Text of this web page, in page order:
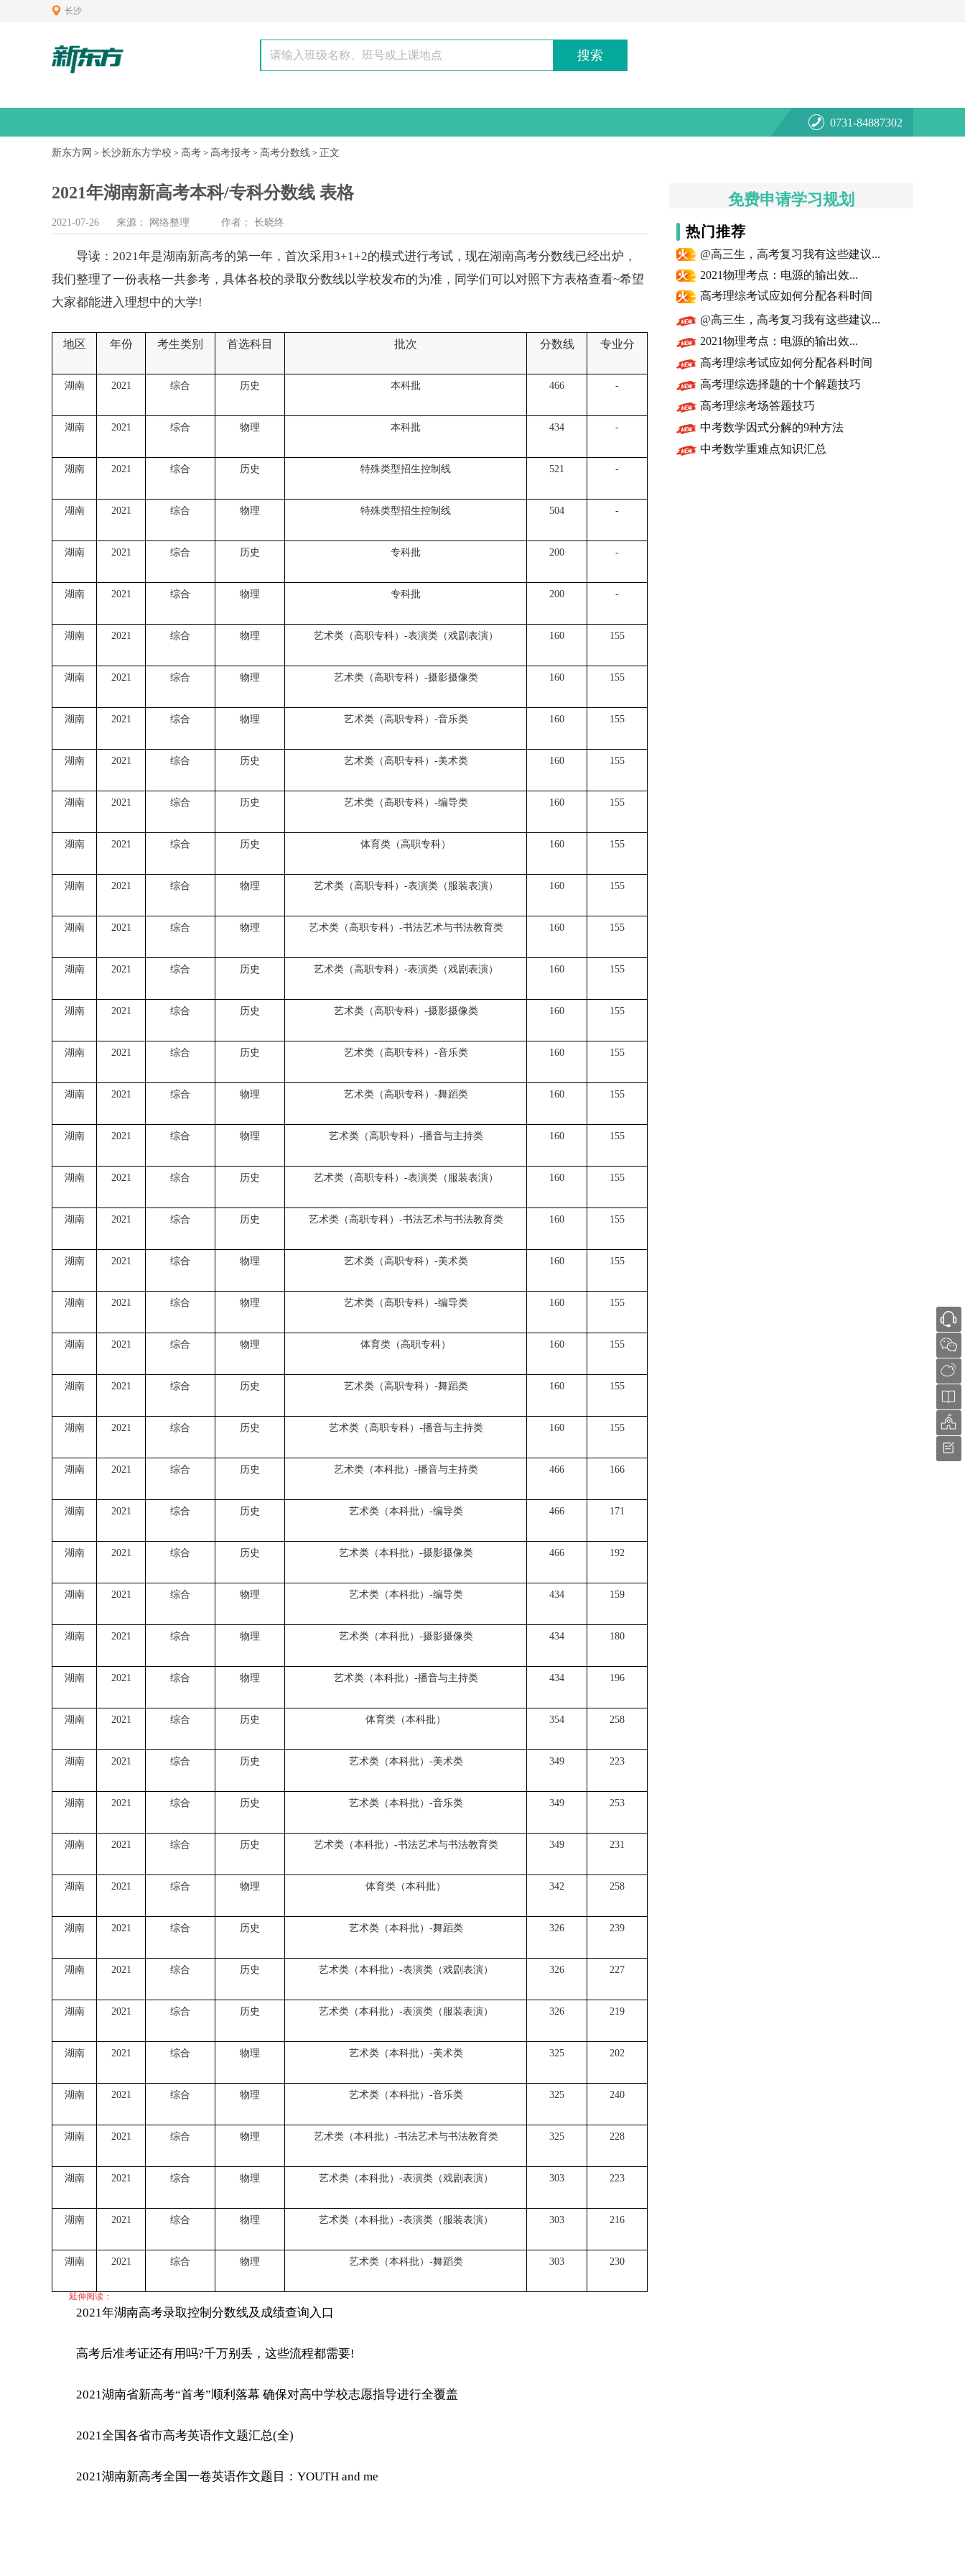
长沙
搜索
0731-84887302
新东方网 > 长沙新东方学校 > 高考 > 高考报考 > 高考分数线 > 正文
2021年湖南新高考本科/专科分数线 表格
2021-07-26 来源： 网络整理 作者： 长晓终
导读：2021年是湖南新高考的第一年，首次采用3+1+2的模式进行考试，现在湖南高考分数线已经出炉，
我们整理了一份表格一共参考，具体各校的录取分数线以学校发布的为准，同学们可以对照下方表格查看~希望
大家都能进入理想中的大学!
地区 年份 考生类别 首选科目 批次 分数线 专业分
湖南 2021 综合 历史 本科批 466 -
湖南 2021 综合 物理 本科批 434 -
湖南 2021 综合 历史 特殊类型招生控制线 521 -
湖南 2021 综合 物理 特殊类型招生控制线 504 -
湖南 2021 综合 历史 专科批 200 -
湖南 2021 综合 物理 专科批 200 -
湖南 2021 综合 物理 艺术类（高职专科）-表演类（戏剧表演） 160 155
湖南 2021 综合 物理 艺术类（高职专科）-摄影摄像类 160 155
湖南 2021 综合 物理 艺术类（高职专科）-音乐类 160 155
湖南 2021 综合 历史 艺术类（高职专科）-美术类 160 155
湖南 2021 综合 历史 艺术类（高职专科）-编导类 160 155
湖南 2021 综合 历史 体育类（高职专科） 160 155
湖南 2021 综合 物理 艺术类（高职专科）-表演类（服装表演） 160 155
湖南 2021 综合 物理 艺术类（高职专科）-书法艺术与书法教育类 160 155
湖南 2021 综合 历史 艺术类（高职专科）-表演类（戏剧表演） 160 155
湖南 2021 综合 历史 艺术类（高职专科）-摄影摄像类 160 155
湖南 2021 综合 历史 艺术类（高职专科）-音乐类 160 155
湖南 2021 综合 物理 艺术类（高职专科）-舞蹈类 160 155
湖南 2021 综合 物理 艺术类（高职专科）-播音与主持类 160 155
湖南 2021 综合 历史 艺术类（高职专科）-表演类（服装表演） 160 155
湖南 2021 综合 历史 艺术类（高职专科）-书法艺术与书法教育类 160 155
湖南 2021 综合 物理 艺术类（高职专科）-美术类 160 155
湖南 2021 综合 物理 艺术类（高职专科）-编导类 160 155
湖南 2021 综合 物理 体育类（高职专科） 160 155
湖南 2021 综合 历史 艺术类（高职专科）-舞蹈类 160 155
湖南 2021 综合 历史 艺术类（高职专科）-播音与主持类 160 155
湖南 2021 综合 历史 艺术类（本科批）-播音与主持类 466 166
湖南 2021 综合 历史 艺术类（本科批）-编导类 466 171
湖南 2021 综合 历史 艺术类（本科批）-摄影摄像类 466 192
湖南 2021 综合 物理 艺术类（本科批）-编导类 434 159
湖南 2021 综合 物理 艺术类（本科批）-摄影摄像类 434 180
湖南 2021 综合 物理 艺术类（本科批）-播音与主持类 434 196
湖南 2021 综合 历史 体育类（本科批） 354 258
湖南 2021 综合 历史 艺术类（本科批）-美术类 349 223
湖南 2021 综合 历史 艺术类（本科批）-音乐类 349 253
湖南 2021 综合 历史 艺术类（本科批）-书法艺术与书法教育类 349 231
湖南 2021 综合 物理 体育类（本科批） 342 258
湖南 2021 综合 历史 艺术类（本科批）-舞蹈类 326 239
湖南 2021 综合 历史 艺术类（本科批）-表演类（戏剧表演） 326 227
湖南 2021 综合 历史 艺术类（本科批）-表演类（服装表演） 326 219
湖南 2021 综合 物理 艺术类（本科批）-美术类 325 202
湖南 2021 综合 物理 艺术类（本科批）-音乐类 325 240
湖南 2021 综合 物理 艺术类（本科批）-书法艺术与书法教育类 325 228
湖南 2021 综合 物理 艺术类（本科批）-表演类（戏剧表演） 303 223
湖南 2021 综合 物理 艺术类（本科批）-表演类（服装表演） 303 216
湖南 2021 综合 物理 艺术类（本科批）-舞蹈类 303 230
延伸阅读：
2021年湖南高考录取控制分数线及成绩查询入口
高考后准考证还有用吗?千万别丢，这些流程都需要!
2021湖南省新高考“首考”顺利落幕 确保对高中学校志愿指导进行全覆盖
2021全国各省市高考英语作文题汇总(全)
2021湖南新高考全国一卷英语作文题目：YOUTH and me
免费申请学习规划
热门推荐
@高三生，高考复习我有这些建议...
2021物理考点：电源的输出效...
高考理综考试应如何分配各科时间
@高三生，高考复习我有这些建议...
2021物理考点：电源的输出效...
高考理综考试应如何分配各科时间
高考理综选择题的十个解题技巧
高考理综考场答题技巧
中考数学因式分解的9种方法
中考数学重难点知识汇总